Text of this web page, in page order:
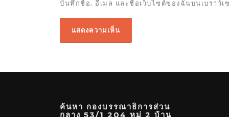
บันทึกชื่อ, อีเมล และชื่อเว็บไซต์ของฉันบนเบราว์
ค้นหา กองบรรณาธิการส่วน
กลาง 53/1 204 หมู่ 2 บ้าน